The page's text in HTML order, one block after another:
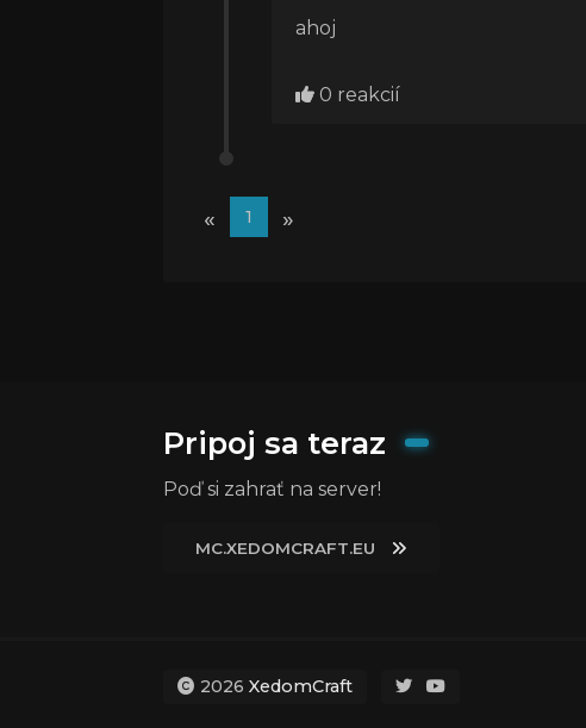
ahoj
0 reakcií
« 1 »
Pripoj sa teraz
Poď si zahrať na server!
MC.XEDOMCRAFT.EU
2026 XedomCraft